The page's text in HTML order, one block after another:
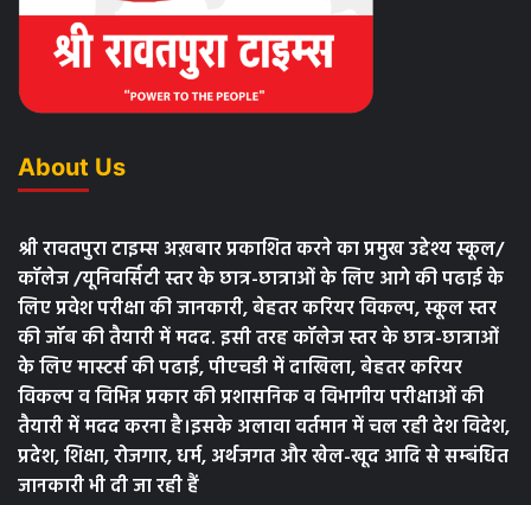
About Us
श्री रावतपुरा टाइम्स अख़बार प्रकाशित करने का प्रमुख उद्देश्य स्कूल/
कॉलेज /यूनिवर्सिटी स्तर के छात्र-छात्राओं के लिए आगे की पढाई के
लिए प्रवेश परीक्षा की जानकारी, बेहतर करियर विकल्प, स्कूल स्तर
की जॉब की तैयारी में मदद. इसी तरह कॉलेज स्तर के छात्र-छात्राओं
के लिए मास्टर्स की पढाई, पीएचडी में दाखिला, बेहतर करियर
विकल्प व विभिन्न प्रकार की प्रशासनिक व विभागीय परीक्षाओं की
तैयारी में मदद करना है।इसके अलावा वर्तमान में चल रही देश विदेश,
प्रदेश, शिक्षा, रोजगार, धर्म, अर्थजगत और खेल-खूद आदि से सम्बंधित
जानकारी भी दी जा रही हैं